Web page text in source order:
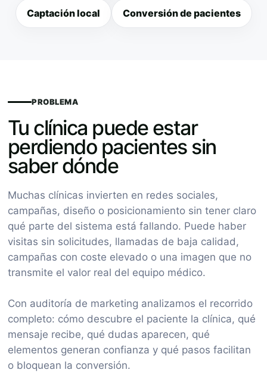
Captación local Conversión de pacientes
PROBLEMA
Tu clínica puede estar
perdiendo pacientes sin
saber dónde
Muchas clínicas invierten en redes sociales,
campañas, diseño o posicionamiento sin tener claro
qué parte del sistema está fallando. Puede haber
visitas sin solicitudes, llamadas de baja calidad,
campañas con coste elevado o una imagen que no
transmite el valor real del equipo médico.
Con auditoría de marketing analizamos el recorrido
completo: cómo descubre el paciente la clínica, qué
mensaje recibe, qué dudas aparecen, qué
elementos generan confianza y qué pasos facilitan
o bloquean la conversión.